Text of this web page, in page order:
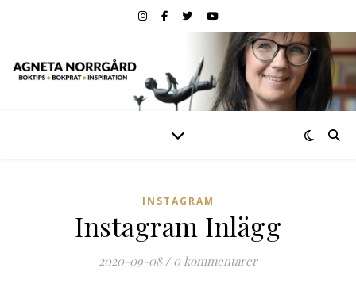
INSTAGRAM
Instagram Inlägg
2020-09-08 / 0 kommentarer